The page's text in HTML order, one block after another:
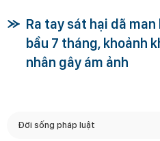
Ra tay sát hại dã
bầu 7 tháng, khoảnh
nhân gây ám ảnh
Đời sống pháp luật